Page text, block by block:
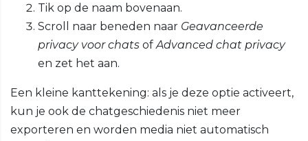
Tik op de naam bovenaan.
Scroll naar beneden naar Geavanceerde
privacy voor chats ofAdvanced chat privacy
en zet het aan.
Een kleine kanttekening: als je deze optie activeert,
kun je ook de chatgeschiedenis niet meer
exporteren en worden media niet automatisch